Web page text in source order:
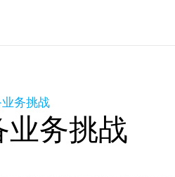
务挑战
业务挑战